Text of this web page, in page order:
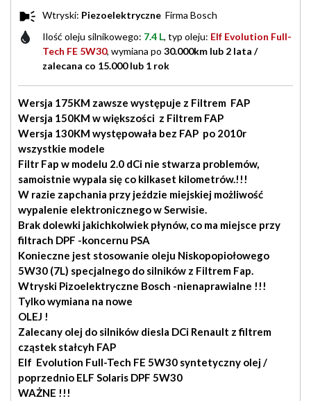
Wtryski: Piezoelektryczne Firma Bosch
Ilość oleju silnikowego: 7.4 L, typ oleju: Elf Evolution Full-
Tech FE 5W30, wymiana po 30.000km lub 2 lata /
zalecana co 15.000 lub 1 rok
Wersja 175KM zawsze występuje z Filtrem FAP
Wersja 150KM w większości z Filtrem FAP
Wersja 130KM występowała bez FAP po 2010r
wszystkie modele
Filtr Fap w modelu 2.0 dCi nie stwarza problemów,
samoistnie wypala się co kilkaset kilometrów.!!!
W razie zapchania przy jeździe miejskiej możliwość
wypalenie elektronicznego w Serwisie.
Brak dolewki jakichkolwiek płynów, co ma miejsce przy
filtrach DPF -koncernu PSA
Konieczne jest stosowanie oleju Niskopopiołowego
5W30 (7L) specjalnego do silników z Filtrem Fap.
Wtryski Pizoelektryczne Bosch -nienaprawialne !!!
Tylko wymiana na nowe
OLEJ !
Zalecany olej do silników diesla DCi Renault z filtrem
cząstek stałcyh FAP
Elf Evolution Full-Tech FE 5W30 syntetyczny olej /
poprzednio ELF Solaris DPF 5W30
WAŻNE !!!